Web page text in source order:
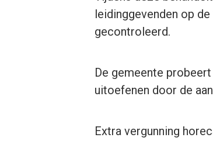
leidinggevenden op
gecontroleerd.
De gemeente
uitoefenen door de
Extra vergunning